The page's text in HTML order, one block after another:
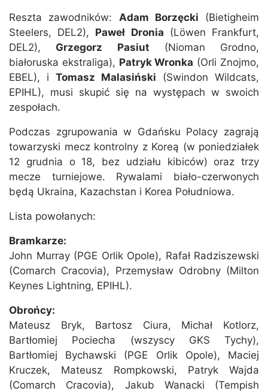
Reszta zawodników: Adam Borzęcki (Bietigheim
Steelers, DEL2), Paweł Dronia (Löwen Frankfurt,
DEL2), Grzegorz Pasiut (Nioman Grodno,
białoruska ekstraliga), Patryk Wronka (Orli Znojmo,
EBEL), i Tomasz Malasiński (Swindon Wildcats,
EPIHL), musi skupić się na występach w swoich
zespołach.
Podczas zgrupowania w Gdańsku Polacy zagrają
towarzyski mecz kontrolny z Koreą (w poniedziałek
12 grudnia o 18, bez udziału kibiców) oraz trzy
mecze turniejowe. Rywalami biało-czerwonych
będą Ukraina, Kazachstan i Korea Południowa.
Lista powołanych:
Bramkarze:
John Murray (PGE Orlik Opole), Rafał Radziszewski
(Comarch Cracovia), Przemysław Odrobny (Milton
Keynes Lightning, EPIHL).
Obrońcy:
Mateusz Bryk, Bartosz Ciura, Michał Kotlorz,
Bartłomiej Pociecha (wszyscy GKS Tychy),
Bartłomiej Bychawski (PGE Orlik Opole), Maciej
Kruczek, Mateusz Rompkowski, Patryk Wajda
(Comarch Cracovia), Jakub Wanacki (Tempish